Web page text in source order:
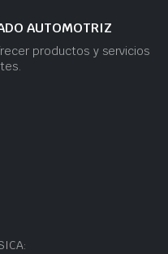
AUTOMOTRIZ
productos y servicios